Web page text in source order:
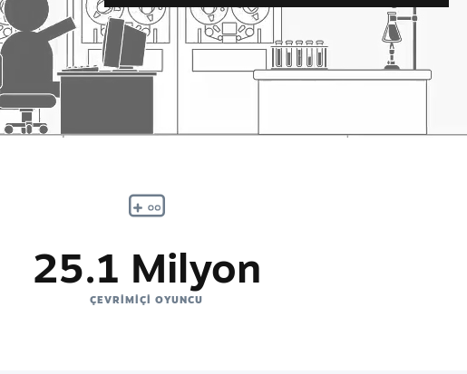
25.1 Milyon
ÇEVRIMIÇI OYUNCU